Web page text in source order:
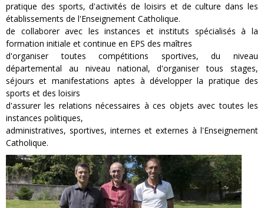
pratique des sports, d'activités de loisirs et de culture dans les
établissements de l'Enseignement Catholique.
de collaborer avec les instances et instituts spécialisés à la
formation initiale et continue en EPS des maîtres
d'organiser toutes compétitions sportives, du niveau
départemental au niveau national, d'organiser tous stages,
séjours et manifestations aptes à développer la pratique des
sports et des loisirs
d'assurer les relations nécessaires à ces objets avec toutes les
instances politiques,
administratives, sportives, internes et externes à l'Enseignement
Catholique.